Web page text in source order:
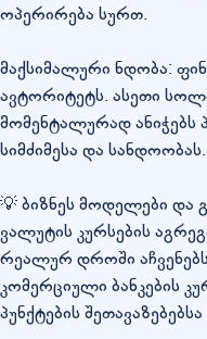
ოპერირება სურთ.
მაქსიმალური ნდობა:
ავტორიტეტს. ასეთი
მომენტალურად
სიმძიმესა და სანდოობას.
💡 ბიზნეს მოდელები და
ვალუტის კურსების
რეალურ დროში
კომერციული ბანკების
პუნქტების